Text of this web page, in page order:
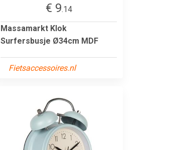
€ 9.14
Massamarkt Klok
Surfersbusje Ø34cm MDF
Fietsaccessoires.nl